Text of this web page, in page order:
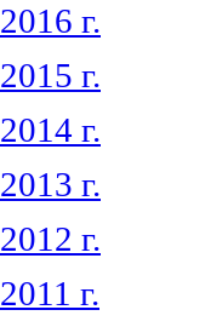
г.
г.
г.
г.
г.
г.